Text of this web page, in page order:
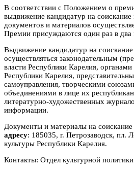
В соответствии c Положением о
выдвижение кандидатур на
документов и материалов
Премии присуждаются один раз в два
Выдвижение кандидатур на
осуществляться законодательным
власти Республики Карелия,
Республики Карелия,
самоуправления, творческими
объединениями в лице их
литературно-художественных
информации.
Документы и материалы на
адресу: 185035, г. Петрозаводск, пл.
культуры Республики Карелия.
Контакты: Отдел культурной